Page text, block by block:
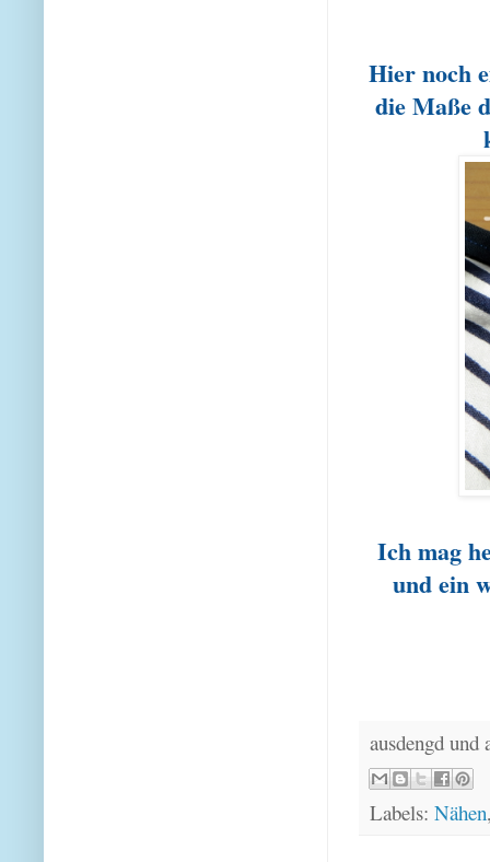
Hier noch
die Maße
Ich mag
und ein
ausdengd
Labels: Nähen